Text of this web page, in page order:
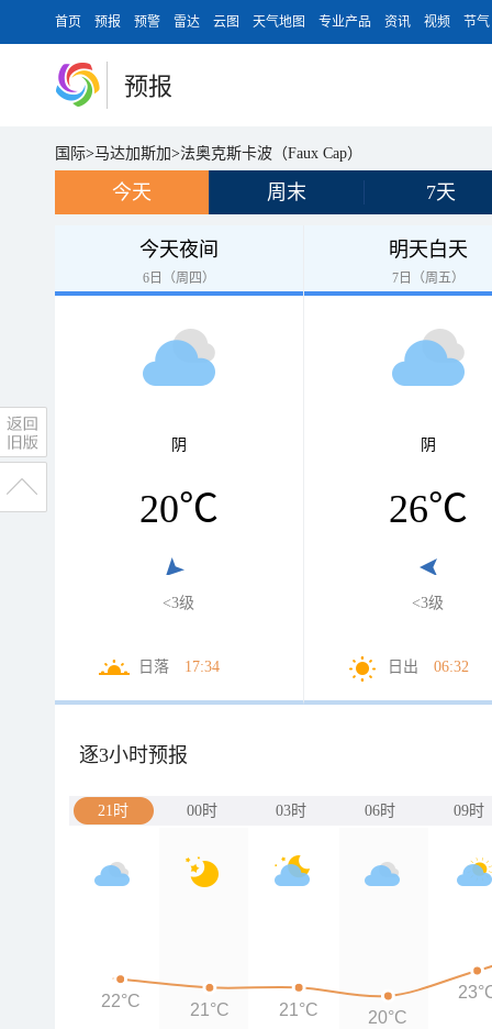
首页 预报 预警 雷达 云图 天气地图 专业产品 资讯 视频 节气
预报
国际>马达加斯加>法奥克斯卡波（Faux Cap）
今天 周末 7天
今天夜间
6日（周四）
阴
20℃
<3级
日落 17:34
明天白天
7日（周五）
阴
26℃
<3级
日出 06:32
逐3小时预报
21时 00时 03时 06时 09时
22°C 21°C 21°C 20°C